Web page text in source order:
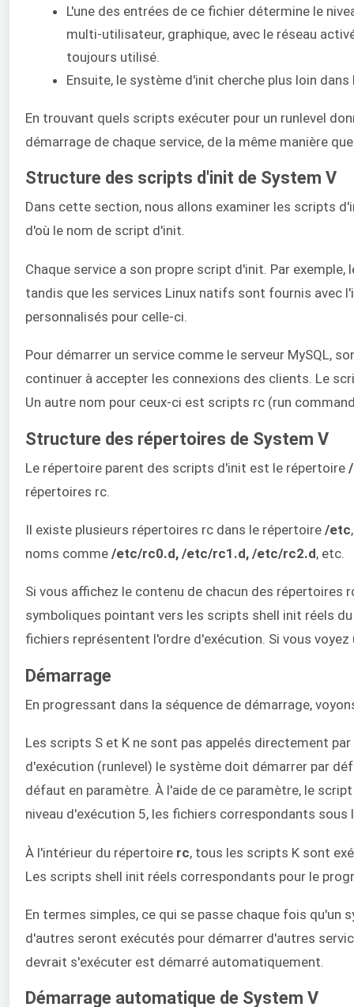
L'une des entrées de ce fichier détermine le
multi-utilisateur, graphique, avec le réseau
toujours utilisé.
Ensuite, le système d'init cherche plus loin
En trouvant quels scripts exécuter pour un runlevel
démarrage de chaque service, de la même manière
Structure des scripts d'init de System V
Dans cette section, nous allons examiner les scripts
d'où le nom de script d'init.
Chaque service a son propre script d'init. Par
tandis que les services Linux natifs sont fournis avec
personnalisés pour celle-ci.
Pour démarrer un service comme le serveur MySQL,
continuer à accepter les connexions des clients. Le
Un autre nom pour ceux-ci est scripts rc (run
Structure des répertoires de System V
Le répertoire parent des scripts d'init est le répertoire
répertoires rc.
Il existe plusieurs répertoires rc dans le répertoire /etc
noms comme /etc/rc0.d, /etc/rc1.d, /etc/rc2.d, etc.
Si vous affichez le contenu de chacun des
symboliques pointant vers les scripts shell init réels
fichiers représentent l'ordre d'exécution. Si vous
Démarrage
En progressant dans la séquence de démarrage,
Les scripts S et K ne sont pas appelés directement
d'exécution (runlevel) le système doit démarrer par
défaut en paramètre. À l'aide de ce paramètre, le
niveau d'exécution 5, les fichiers correspondants
À l'intérieur du répertoire rc, tous les scripts K sont
Les scripts shell init réels correspondants pour le
En termes simples, ce qui se passe chaque fois
d'autres seront exécutés pour démarrer d'autres
devrait s'exécuter est démarré automatiquement.
Démarrage automatique de System V